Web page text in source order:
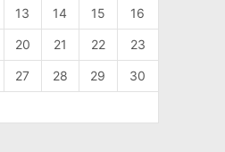
13 14 15 16
20 21 22 23
27 28 29 30